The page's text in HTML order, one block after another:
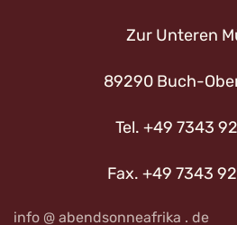
Zur Unteren
89290 Buch-
Tel. +49 7343
Fax. +49 7343
info @ abendsonneafrika . de